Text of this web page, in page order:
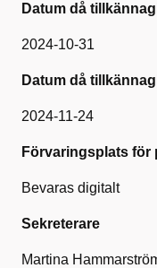
Datum då
2024-10-31
Datum då
2024-11-24
Förvaringsplats för
Bevaras digitalt
Sekreterare
Martina